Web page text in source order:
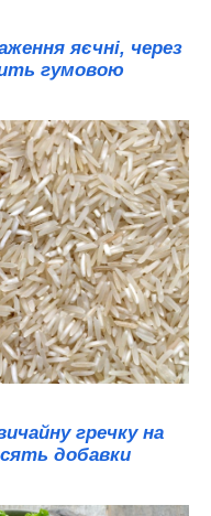
яєчні, через
гумовою
гречку на
добавки